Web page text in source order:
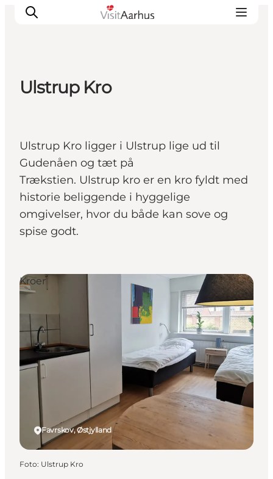
Byer og steder
Planlæg ferien
Transport
Ulstrup Kro
Ulstrup Kro ligger i Ulstrup lige ud til
Gudenåen og tæt på
Trækstien. Ulstrup kro er en kro fyldt med
historie beliggende i hyggelige
omgivelser, hvor du både kan sove og
spise godt.
Favrskov, Østjylland
Kroer
Foto: Ulstrup Kro